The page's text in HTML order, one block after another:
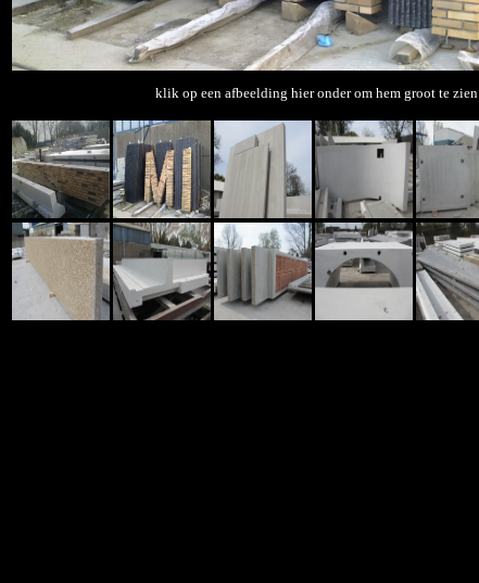
klik op een afbeelding hier onder om hem groot te zien